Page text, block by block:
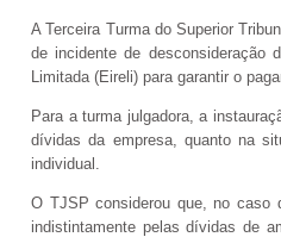
​A Terceira Turma do Superior
de incidente de desconsideração
Limitada (Eireli) para garantir o
Para a turma julgadora, a
dívidas da empresa, quanto na
individual.
O TJSP considerou que, no caso
indistintamente pelas dívidas de